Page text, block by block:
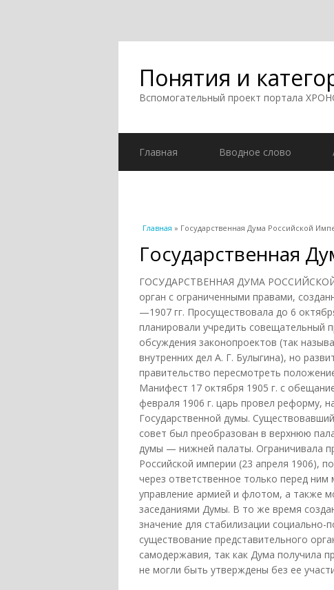
Понятия и
Вспомогательный проект портала
Главная Вводное слово
Вы здесь
Главная » Государственная Дума Российской
Государственная
ГОСУДАРСТВЕННАЯ ДУМА РОССИЙСКОЙ
орган с ограниченными правами,
—1907 гг. Просуществовала до 6
планировали учредить совещательный
обсуждения законопроектов (так
внутренних дел А. Г. Булыгина), но
правительство пересмотреть
Манифест 17 октября 1905 г. с
февраля 1906 г. царь провел реформу,
Государственной думы.
совет был преобразован в верхнюю
думы — нижней палаты. Ограничивала
Российской империи (23 апреля 1906),
через ответственное только перед
управление армией и флотом, а также
заседаниями Думы. В то же время
значение для стабилизации
существование представительного
самодержавия, так как Дума получила
не могли быть утверждены без ее